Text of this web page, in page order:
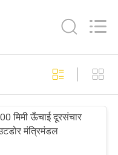
बाड़े
177
मिमी ऊँचाई दूरसंचार
मंत्रिमंडल